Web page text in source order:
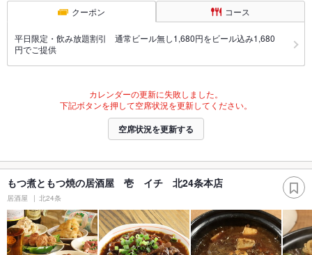
クーポン コース
平日限定・飲み放題割引 通常ビール無し1,680円をビール込み1,680
円でご提供
カレンダーの更新に失敗しました。
下記ボタンを押して空席状況を更新してください。
空席状況を更新する
もつ煮ともつ焼の居酒屋 壱 イチ 北24条本店
居酒屋 北24条